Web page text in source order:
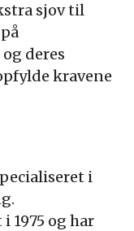
sjov til
deres
kravene
i
1975 og har